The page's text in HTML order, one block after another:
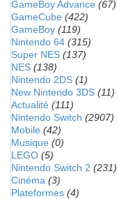
GameBoy Advance (67)
GameCube (422)
GameBoy (119)
Nintendo 64 (315)
Super NES (137)
NES (138)
Nintendo 2DS (1)
New Nintendo 3DS (11)
Actualité (111)
Nintendo Switch (2907)
Mobile (42)
Musique (0)
LEGO (5)
Nintendo Switch 2 (231)
Cinéma (3)
Plateformes (4)